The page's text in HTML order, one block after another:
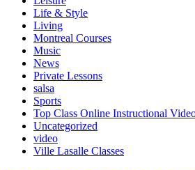
Life & Style
Living
Montreal Courses
Music
News
Private Lessons
salsa
Sports
Top Class Online Instructional
Uncategorized
video
Ville Lasalle Classes